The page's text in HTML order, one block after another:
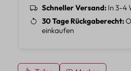
Schneller Versand In 3-4
30 Tage Rückgaberecht
einkaufen